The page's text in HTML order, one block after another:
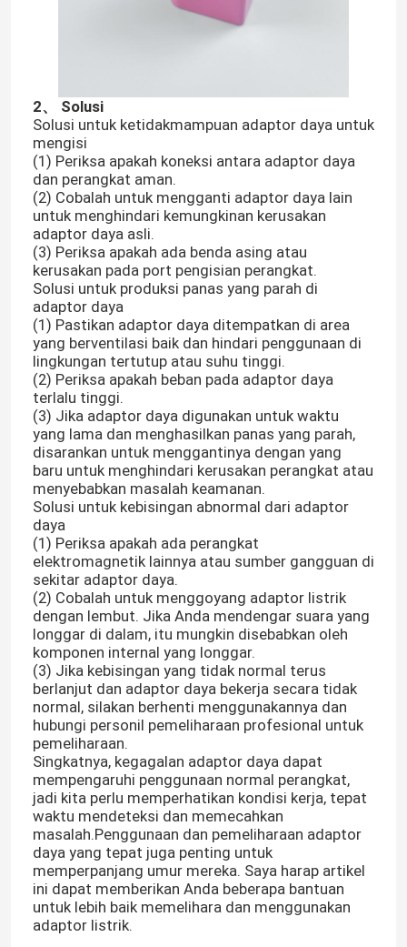
Rumah
Produk
video
Tentang kami
2、 Solusi
Solusi untuk ketidakmampuan adaptor daya untuk
mengisi
(1) Periksa apakah koneksi antara adaptor daya
dan perangkat aman.
(2) Cobalah untuk mengganti adaptor daya lain
untuk menghindari kemungkinan kerusakan
adaptor daya asli.
(3) Periksa apakah ada benda asing atau
kerusakan pada port pengisian perangkat.
Solusi untuk produksi panas yang parah di
adaptor daya
(1) Pastikan adaptor daya ditempatkan di area
yang berventilasi baik dan hindari penggunaan di
lingkungan tertutup atau suhu tinggi.
(2) Periksa apakah beban pada adaptor daya
terlalu tinggi.
(3) Jika adaptor daya digunakan untuk waktu
yang lama dan menghasilkan panas yang parah,
disarankan untuk menggantinya dengan yang
baru untuk menghindari kerusakan perangkat atau
menyebabkan masalah keamanan.
Solusi untuk kebisingan abnormal dari adaptor
daya
(1) Periksa apakah ada perangkat
elektromagnetik lainnya atau sumber gangguan di
sekitar adaptor daya.
(2) Cobalah untuk menggoyang adaptor listrik
dengan lembut. Jika Anda mendengar suara yang
longgar di dalam, itu mungkin disebabkan oleh
komponen internal yang longgar.
(3) Jika kebisingan yang tidak normal terus
berlanjut dan adaptor daya bekerja secara tidak
normal, silakan berhenti menggunakannya dan
hubungi personil pemeliharaan profesional untuk
pemeliharaan.
Singkatnya, kegagalan adaptor daya dapat
mempengaruhi penggunaan normal perangkat,
jadi kita perlu memperhatikan kondisi kerja, tepat
waktu mendeteksi dan memecahkan
masalah.Penggunaan dan pemeliharaan adaptor
daya yang tepat juga penting untuk
memperpanjang umur mereka. Saya harap artikel
ini dapat memberikan Anda beberapa bantuan
untuk lebih baik memelihara dan menggunakan
adaptor listrik.